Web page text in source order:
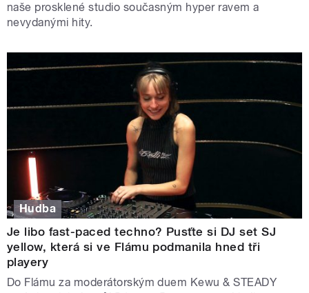
naše prosklené studio současným hyper ravem a
nevydanými hity.
Hudba
Je libo fast-paced techno? Pusťte si DJ set SJ
yellow, která si ve Flámu podmanila hned tři
playery
Do Flámu za moderátorským duem Kewu & STEADY